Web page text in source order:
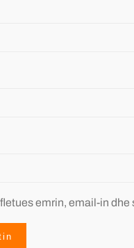
emrin, email-in